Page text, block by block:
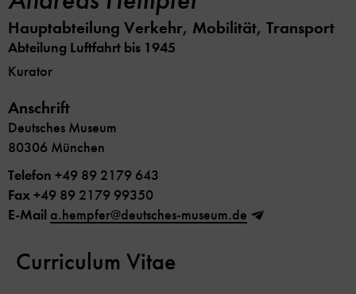
Hauptabteilung Verkehr, Mobilität, Transport
Abteilung Luftfahrt bis 1945
Kurator
Anschrift
Deutsches Museum
80306 München
Telefon +49 89 2179 643
Fax+49 89 2179 99350
E-Mail a.hempfer@deutsches-museum.de
Curriculum Vitae